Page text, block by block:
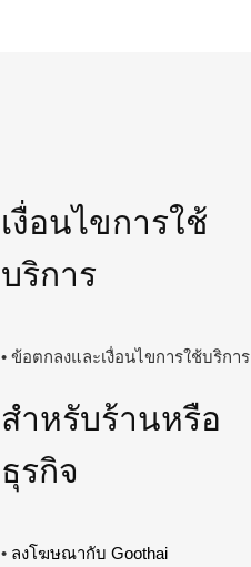
เงื่อนไขการใช้
บริการ
• ข้อตกลงและเงื่อนไขการใช้บริการ
สำหรับร้านหรือ
ธุรกิจ
• ลงโฆษณากับ Goothai